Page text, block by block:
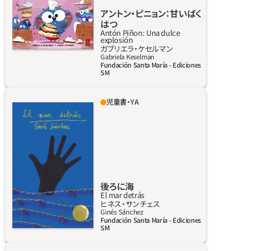
たべたの大惨事に終わってしまうのでした。
詳しく見る
アントン・ピニョン：甘いばく
はつ
Antón Piñon: Una dulce
explosión
ガブリエラ・ケセルマン
Gabriela Keselman
Fundación Santa María - Ediciones
SM
運よく海を渡れたとしても、海は後ろに過ぎ去
り、前には多くの店や汚れ、単調さや悲しみが
横たわる。日々が同じように過ぎていき……あ
る日、それが一変する。そのとき君は店や行列
や柵のはるか向こうに目をやるだろう。山々
に。未来に。それを探しに行きたければ、探す理
由を見つければいいだけだ。
詳しく見る
児童書・YA
後ろに海
El mar detrás
ヒネス‧サンチェス
Ginés Sánchez
Fundación Santa María - Ediciones
SM